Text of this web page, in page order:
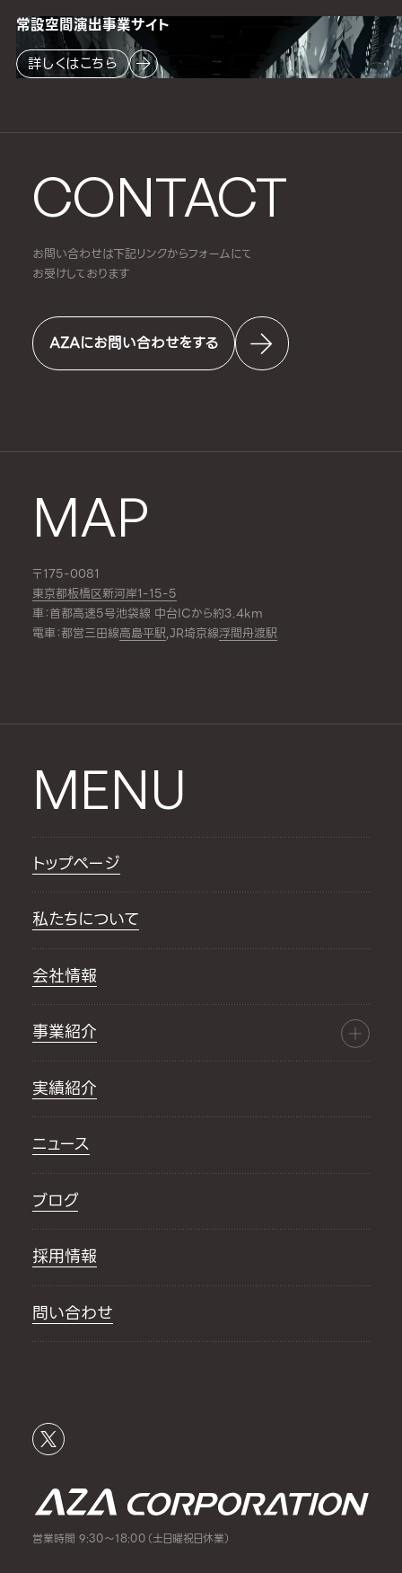
CONTACT
お問い合わせは下記リンクからフォームにて
お受けしております
AZAにお問い合わせをする
MAP
〒175-0081
東京都板橋区新河岸1-15-5
車：首都高速5号池袋線 中台ICから約3.4km
電車：都営三田線高島平駅,JR埼京線浮間舟渡駅
常設空間演出事業サイト
詳しくはこちら
MENU
トップページ
私たちについて
会社情報
事業紹介
実績紹介
ニュース
ブログ
採用情報
問い合わせ
営業時間 9:30～18:00（土日曜祝日休業）